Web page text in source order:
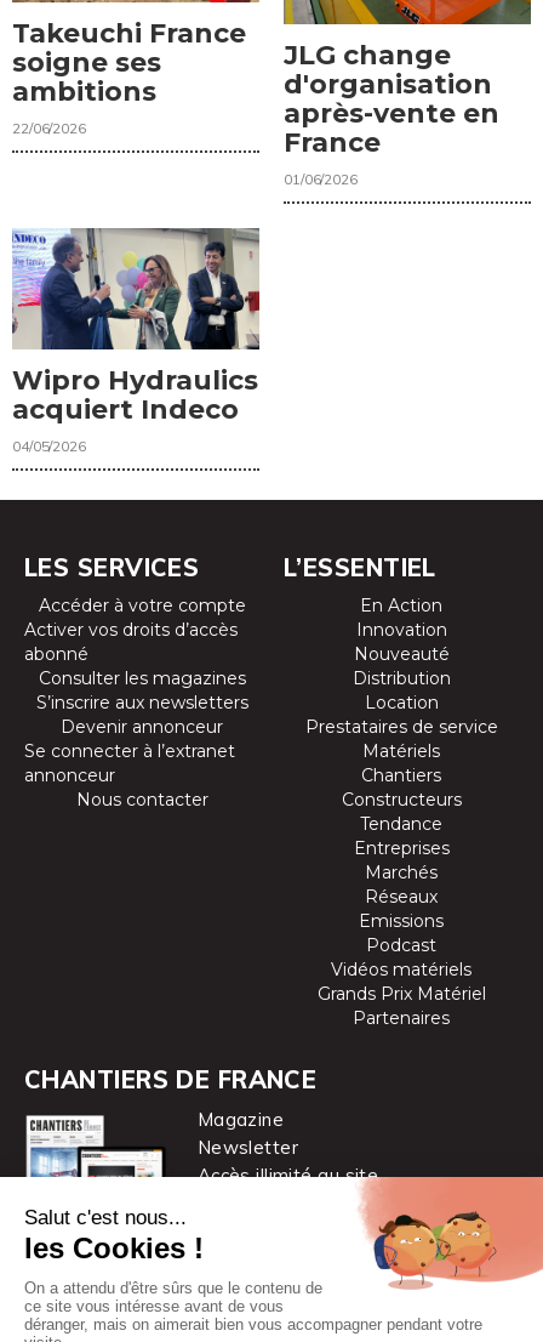
Takeuchi France
soigne ses
ambitions
22/06/2026
JLG change
d'organisation
après-vente en
France
01/06/2026
Wipro Hydraulics
acquiert Indeco
04/05/2026
LES SERVICES
Accéder à votre compte
Activer vos droits d’accès
abonné
Consulter les magazines
S’inscrire aux newsletters
Devenir annonceur
Se connecter à l’extranet
annonceur
Nous contacter
L’ESSENTIEL
En Action
Innovation
Nouveauté
Distribution
Location
Prestataires de service
Matériels
Chantiers
Constructeurs
Tendance
Entreprises
Marchés
Réseaux
Emissions
Podcast
Vidéos matériels
Grands Prix Matériel
Partenaires
CHANTIERS DE FRANCE
Magazine
Newsletter
Accès illimité au site